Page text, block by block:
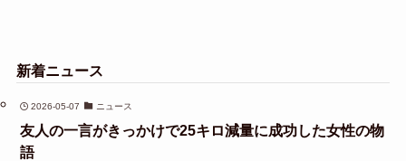
新着ニュース
2026-05-07 ニュース
友人の一言がきっかけで25キロ減量に成功した女性の物
語